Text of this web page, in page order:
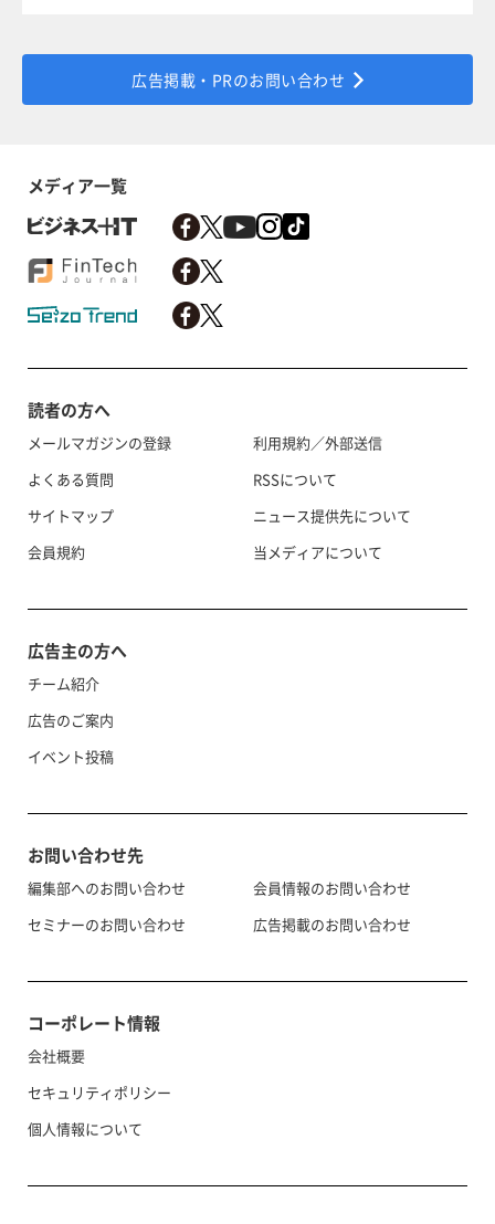
広告掲載・PRのお問い合わせ
メディア一覧
読者の方へ
メールマガジンの登録
よくある質問
サイトマップ
会員規約
利用規約／外部送信
RSSについて
ニュース提供先について
当メディアについて
広告主の方へ
チーム紹介
広告のご案内
イベント投稿
お問い合わせ先
編集部へのお問い合わせ
セミナーのお問い合わせ
会員情報のお問い合わせ
広告掲載のお問い合わせ
コーポレート情報
会社概要
セキュリティポリシー
個人情報について